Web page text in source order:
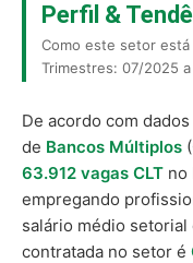
Perfil &
Como este setor está
Trimestres: 07/2025
De acordo com
de Bancos Múltiplos
63.912 vagas CLT no
empregando
salário médio setorial
contratada no setor é